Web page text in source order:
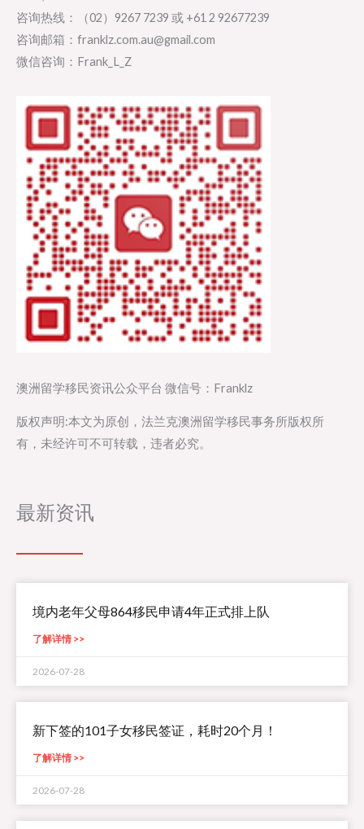
咨询热线：（02）9267 7239 或 +61 2 92677239
咨询邮箱：franklz.com.au@gmail.com
微信咨询：Frank_L_Z
澳洲留学移民资讯公众平台 微信号：Franklz
版权声明:本文为原创，法兰克澳洲留学移民事务所版权所
有，未经许可不可转载，违者必究。
最新资讯
境内老年父母864移民申请4年正式排上队
了解详情 >>
2026-07-28
新下签的101子女移民签证，耗时20个月！
了解详情 >>
2026-07-28